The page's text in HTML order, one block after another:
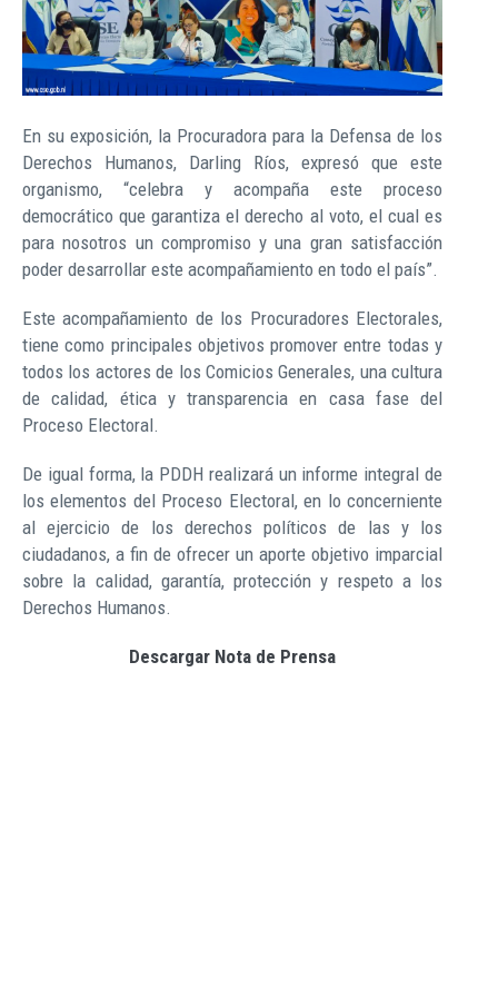
En su exposición, la Procuradora para la Defensa de los
Derechos Humanos, Darling Ríos, expresó que este
organismo, “celebra y acompaña este proceso
democrático que garantiza el derecho al voto, el cual es
para nosotros un compromiso y una gran satisfacción
poder desarrollar este acompañamiento en todo el país”.
Este acompañamiento de los Procuradores Electorales,
tiene como principales objetivos promover entre todas y
todos los actores de los Comicios Generales, una cultura
de calidad, ética y transparencia en casa fase del
Proceso Electoral.
De igual forma, la PDDH realizará un informe integral de
los elementos del Proceso Electoral, en lo concerniente
al ejercicio de los derechos políticos de las y los
ciudadanos, a fin de ofrecer un aporte objetivo imparcial
sobre la calidad, garantía, protección y respeto a los
Derechos Humanos.
Descargar Nota de Prensa